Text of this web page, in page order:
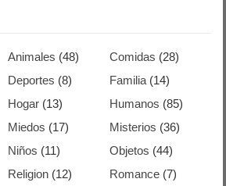
Animales (48) Comidas (28)
Deportes (8) Familia(14)
Hogar (13) Humanos (85)
Miedos (17) Misterios (36)
Niños (11) Objetos (44)
Religion (12) Romance(7)